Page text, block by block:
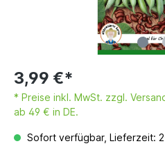
3,99 €*
* Preise inkl. MwSt. zzgl.
ab 49 € in DE.
Sofort verfügbar, Lieferzeit: